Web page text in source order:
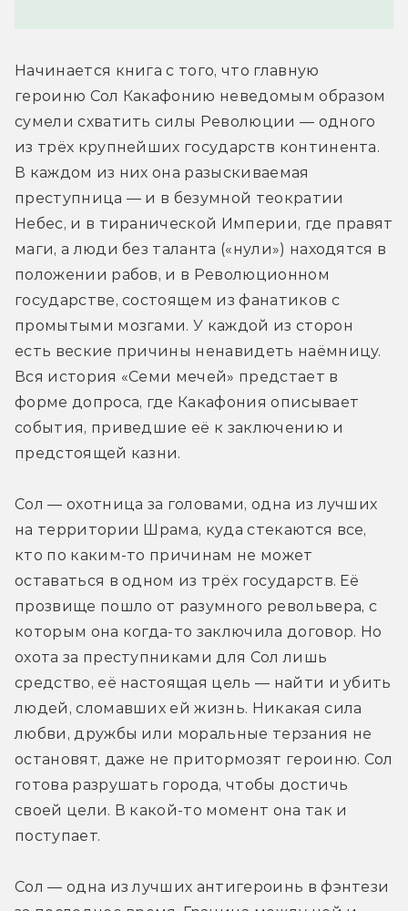
Начинается книга с того, что главную
героиню Сол Какафонию неведомым образом
сумели схватить силы Революции — одного
из трёх крупнейших государств континента.
В каждом из них она разыскиваемая
преступница — и в безумной теократии
Небес, и в тиранической Империи, где правят
маги, а люди без таланта («нули») находятся в
положении рабов, и в Революционном
государстве, состоящем из фанатиков с
промытыми мозгами. У каждой из сторон
есть веские причины ненавидеть наёмницу.
Вся история «Семи мечей» предстает в
форме допроса, где Какафония описывает
события, приведшие её к заключению и
предстоящей казни.
Сол — охотница за головами, одна из лучших
на территории Шрама, куда стекаются все,
кто по каким-то причинам не может
оставаться в одном из трёх государств. Её
прозвище пошло от разумного револьвера, с
которым она когда-то заключила договор. Но
охота за преступниками для Сол лишь
средство, её настоящая цель — найти и убить
людей, сломавших ей жизнь. Никакая сила
любви, дружбы или моральные терзания не
остановят, даже не притормозят героиню. Сол
готова разрушать города, чтобы достичь
своей цели. В какой-то момент она так и
поступает.
Сол — одна из лучших антигероинь в фэнтези